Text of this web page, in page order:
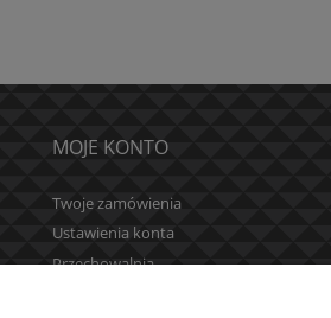
MOJE KONTO
Twoje zamówienia
Ustawienia konta
Przechowalnia